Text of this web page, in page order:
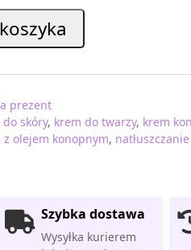
prezent
do skóry, krem do twarzy, krem
z olejem konopnym,
Szybka dostawa
Wysyłka kurierem